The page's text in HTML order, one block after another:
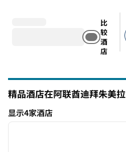
比
较
酒
店
精品酒店在阿联酋迪拜朱美
显示4家酒店
显示4家酒店
1/11